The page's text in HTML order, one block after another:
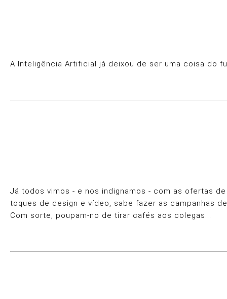
A Inteligência Artificial já deixou de ser uma coisa do
Já todos vimos - e nos indignamos - com as ofertas
toques de design e vídeo, sabe fazer as campanhas
Com sorte, poupam-no de tirar cafés aos colegas...